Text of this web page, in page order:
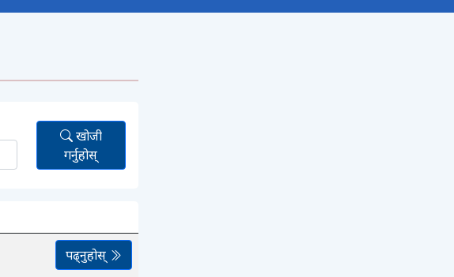
गर्नुहोस्
पढ्नुहोस्